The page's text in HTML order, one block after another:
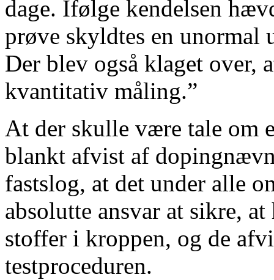
dage. Ifølge kendelsen
prøve skyldtes en unormal
Der blev også klaget over,
kvantitativ måling.”
At der skulle være tale om
blankt afvist af
fastslog, at det under alle
absolutte ansvar at sikre,
stoffer i kroppen, og de
testproceduren.